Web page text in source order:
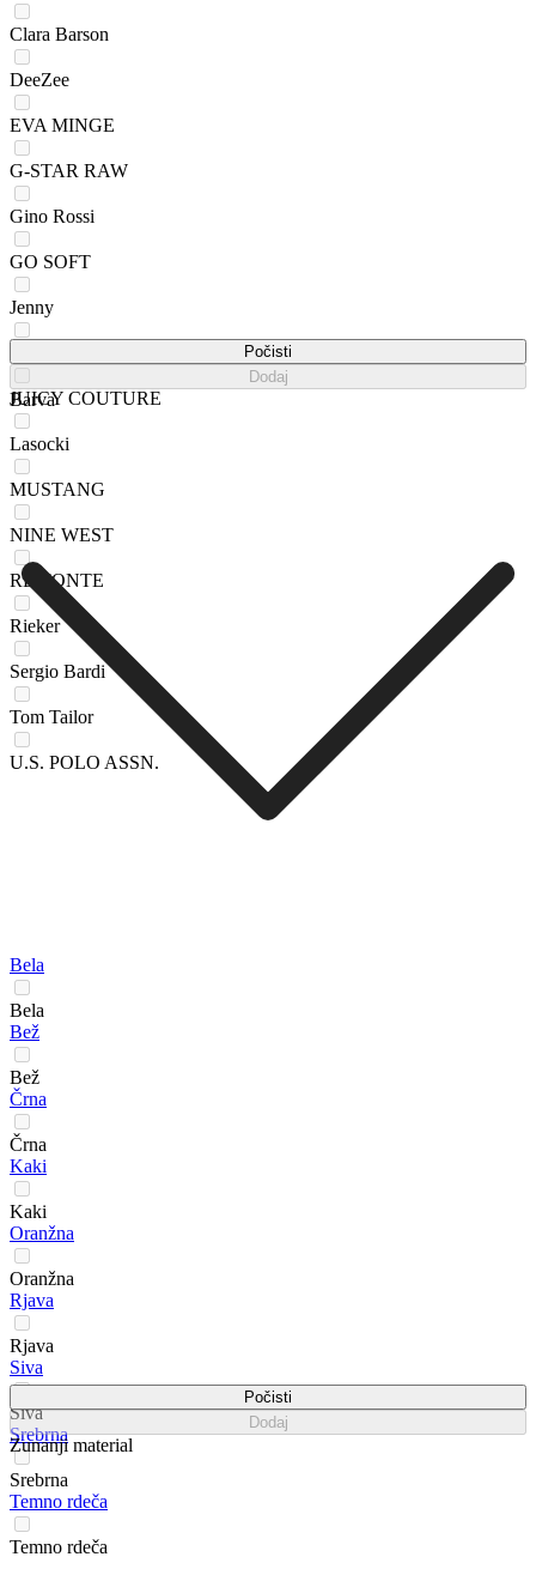
Clara Barson
DeeZee
EVA MINGE
G-STAR RAW
Gino Rossi
GO SOFT
Jenny
JUICY COUTURE
Lasocki
MUSTANG
NINE WEST
REMONTE
Rieker
Sergio Bardi
Tom Tailor
U.S. POLO ASSN.
Počisti
Dodaj
Barva
Bela
Bela
Bež
Bež
Črna
Črna
Kaki
Kaki
Oranžna
Oranžna
Rjava
Rjava
Siva
Siva
Srebrna
Srebrna
Temno rdeča
Temno rdeča
Počisti
Dodaj
Zunanji material